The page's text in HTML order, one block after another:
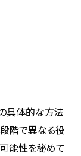
具体的な方法
階で異なる役
能性を秘めて